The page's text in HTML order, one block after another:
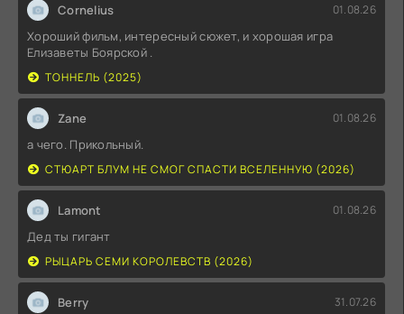
Cornelius 01.08.26
Хороший фильм, интересный сюжет, и хорошая игра
Елизаветы Боярской .
ТОННЕЛЬ (2025)
Zane 01.08.26
а чего. Прикольный.
СТЮАРТ БЛУМ НЕ СМОГ СПАСТИ ВСЕЛЕННУЮ (2026)
Lamont 01.08.26
Дед ты гигант
РЫЦАРЬ СЕМИ КОРОЛЕВСТВ (2026)
Berry 31.07.26